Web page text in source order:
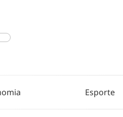
Esporte